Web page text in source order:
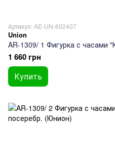
Артикул: AE-UN-602407
Union
AR-1309/ 1 Фигурка с часами
1 660 грн
Купить